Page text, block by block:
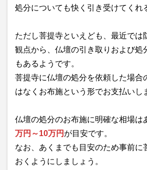
処分についても快く引き受けてくれ
ただし菩提寺といえども、最近では
観点から、仏壇の引き取りおよび処
もあるようです。
菩提寺に仏壇の処分を依頼した場合
はなくお布施という形でお支払いし
仏壇の処分のお布施に明確な相場は
万円～10万円 が目安です。
なお、あくまでも目安のため事前に
おくようにしましょう。